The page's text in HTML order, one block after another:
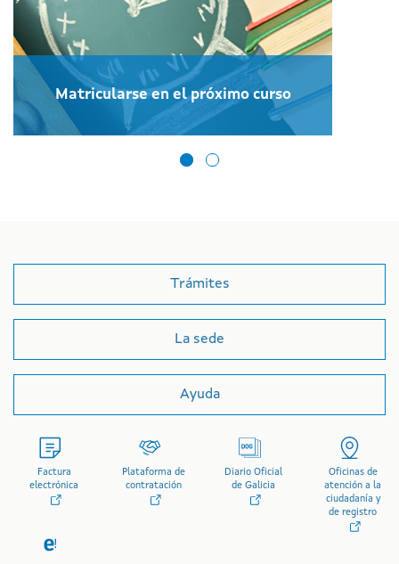
Matricularse en el próximo curso
Trámites
La sede
Ayuda
Factura
electrónica
Plataforma de
contratación
Diario Oficial
de Galicia
Oficinas de
atención a la
ciudadanía y
de registro